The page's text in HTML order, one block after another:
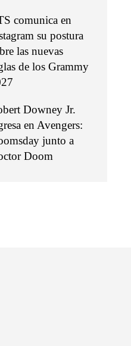
comunica en
su postura
las nuevas
de los Grammy
Downey Jr.
en Avengers:
junto a
Doom